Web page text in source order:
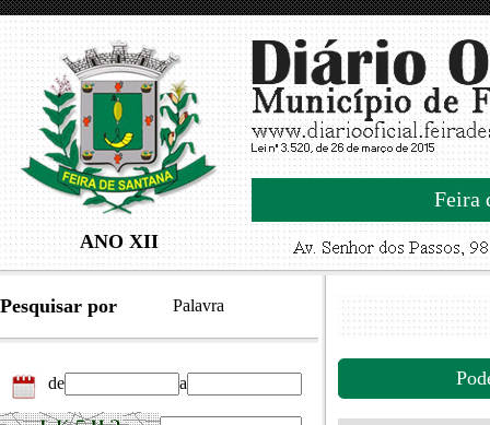
ANO XII
Feira
Pesquisar por Palavra
de a